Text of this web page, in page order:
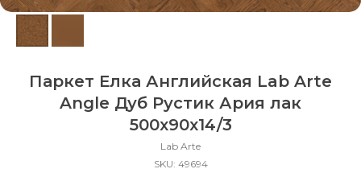
Паркет Елка Английская Lab Arte
Angle Дуб Рустик Ария лак
500х90х14/3
Lab Arte
SKU: 49694